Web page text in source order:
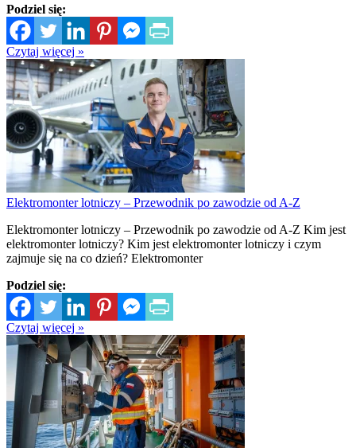
Podziel się:
Czytaj więcej »
Elektromonter lotniczy – Przewodnik po zawodzie od A-Z
Elektromonter lotniczy – Przewodnik po zawodzie od A-Z Kim jest
elektromonter lotniczy? Kim jest elektromonter lotniczy i czym
zajmuje się na co dzień? Elektromonter
Podziel się:
Czytaj więcej »